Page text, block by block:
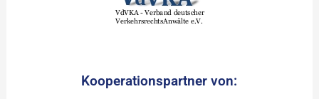
Kooperationspartner von: